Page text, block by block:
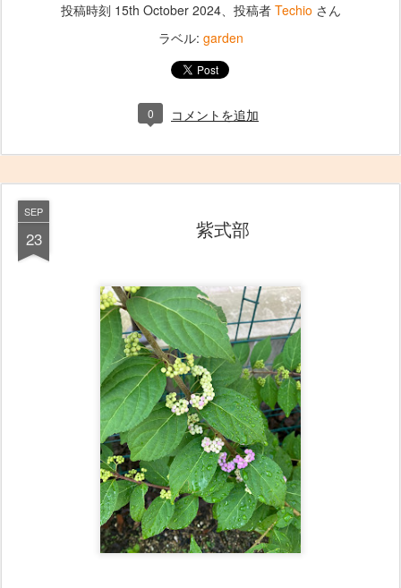
投稿時刻 15th October 2024、投稿者 Techio さん
ラベル: garden
0 コメントを追加
SEP
23 紫式部